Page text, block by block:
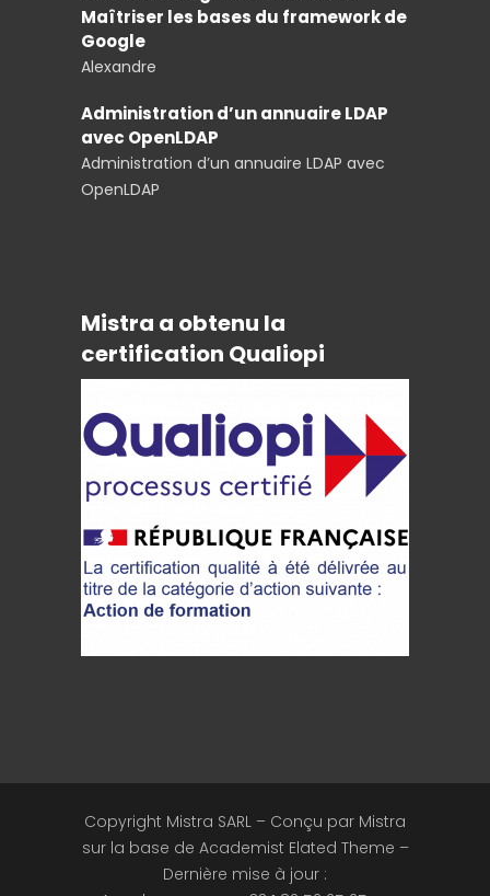
Maîtriser les bases du framework de
Google
Alexandre
Administration d’un annuaire LDAP
avec OpenLDAP
Administration d’un annuaire LDAP avec
OpenLDAP
Mistra a obtenu la
certification Qualiopi
Copyright Mistra SARL – Conçu par Mistra
sur la base de Academist Elated Theme –
Dernière mise à jour :